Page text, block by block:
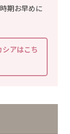
期お早めに
アはこち